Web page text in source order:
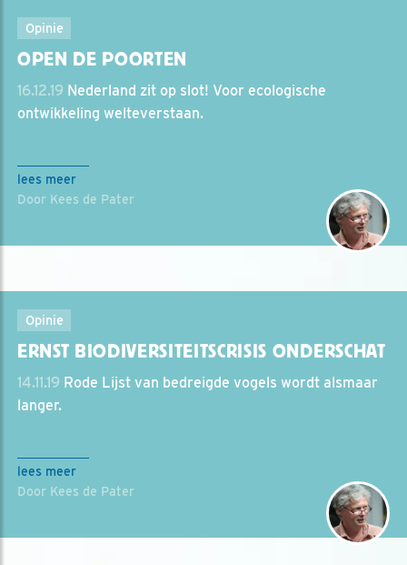
Opinie
OPEN DE POORTEN
16.12.19 Nederland zit op slot! Voor ecologische
ontwikkeling welteverstaan.
lees meer
Door Kees de Pater
Opinie
ERNST BIODIVERSITEITSCRISIS ONDERSCHAT
14.11.19 Rode Lijst van bedreigde vogels wordt alsmaar
langer.
lees meer
Door Kees de Pater